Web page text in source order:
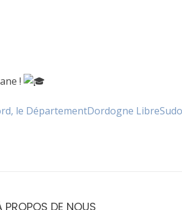
!
le DépartementDordogne Libre
PROPOS DE NOUS